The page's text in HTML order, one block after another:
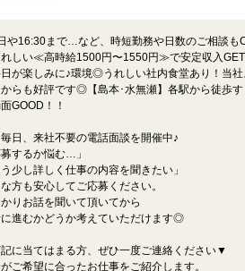
や16:30まで…など、時短勤務や日数のご相談も
れしい≪高時給1500円〜1550円≫で安定収入
が楽しみに♪環境◎うれしい社内食堂あり！当社
からも好評です◎【島本･水無瀬】各駅から徒歩す
GOOD！！
日、来社不要の電話面談を開催中♪
募するか悩む…」
う少し詳しく仕事の内容を聞きたい」
方も安心してご応募ください。
かりお話を聞いて頂いてから
進むかどうか考えていただけます◎
に当てはまる方、ぜひ一度ご連絡ください▼
ご希望に合ったお仕事をご紹介します。